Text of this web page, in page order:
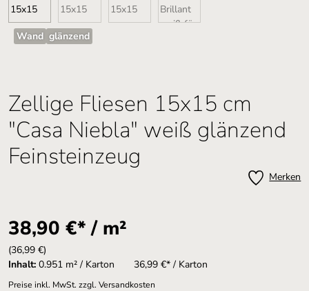
Wand glänzend
Zellige Fliesen 15x15 cm
"Casa Niebla" weiß glänzend
Feinsteinzeug
Merken
38,90 €* / m²
(36,99 €)
Inhalt: 0.951 m² / Karton 36,99 €* / Karton
Preise inkl. MwSt. zzgl. Versandkosten